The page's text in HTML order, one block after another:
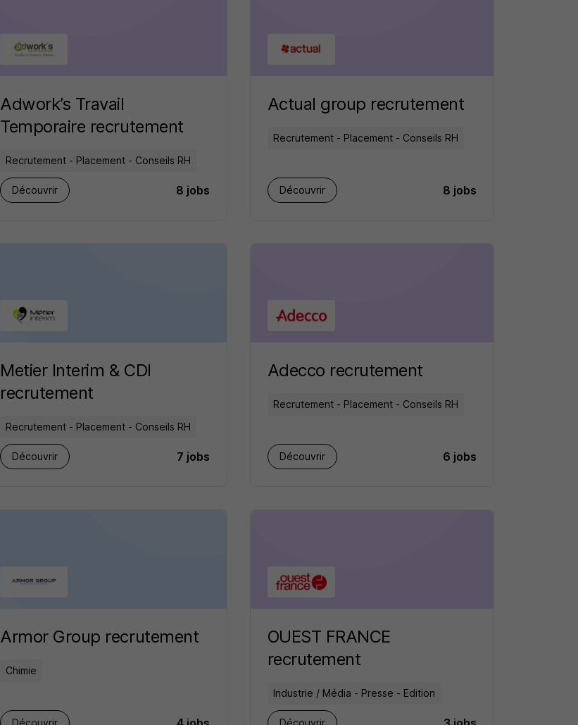
Adwork’s Travail
Temporaire recrutement
Recrutement - Placement - Conseils RH
Découvrir 8 jobs
Actual group recrutement
Recrutement - Placement - Conseils RH
Découvrir 8 jobs
Metier Interim & CDI
recrutement
Recrutement - Placement - Conseils RH
Découvrir 7 jobs
Adecco recrutement
Recrutement - Placement - Conseils RH
Découvrir 6 jobs
Armor Group recrutement
Chimie
Découvrir
OUEST FRANCE
recrutement
Industrie / Média - Presse - Edition
Découvrir